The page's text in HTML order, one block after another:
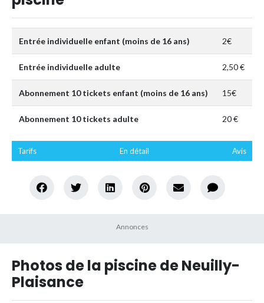
Entrée individuelle enfant (moins de 16 ans) 2€
Entrée individuelle adulte 2,50 €
Abonnement 10 tickets enfant (moins de 16 ans) 15€
Abonnement 10 tickets adulte 20 €
Tarifs En détail Avis
Photos de la piscine de Neuilly-
Plaisance